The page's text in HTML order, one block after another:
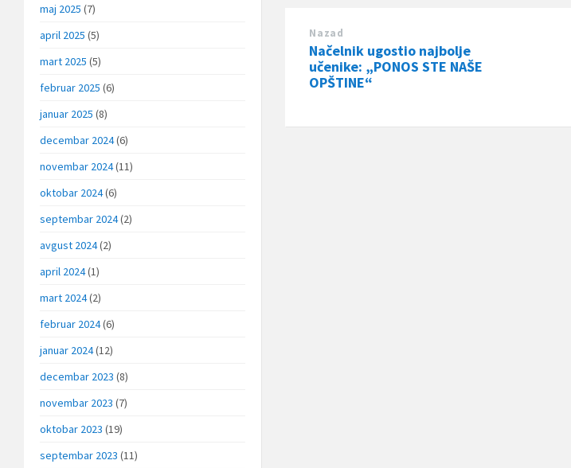
Nazad
Načelnik ugostio najbolje
učenike: „PONOS STE NAŠE
OPŠTINE“
maj 2025 (7)
april 2025 (5)
mart 2025 (5)
februar 2025 (6)
januar 2025 (8)
decembar 2024(6)
novembar 2024(11)
oktobar 2024(6)
septembar 2024(2)
avgust 2024(2)
april 2024(1)
mart 2024(2)
februar 2024(6)
januar 2024(12)
decembar 2023 (8)
novembar 2023 (7)
oktobar 2023 (19)
septembar 2023 (11)